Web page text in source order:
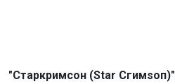
"Старкримсон (Star Сгимѕоп)"